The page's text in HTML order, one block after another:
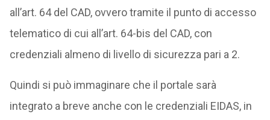
all’art. 64 del CAD, ovvero tramite il punto di accesso
telematico di cui all’art. 64-bis del CAD, con
credenziali almeno di livello di sicurezza pari a 2.
Quindi si può immaginare che il portale sarà
integrato a breve anche con le credenziali EIDAS, in